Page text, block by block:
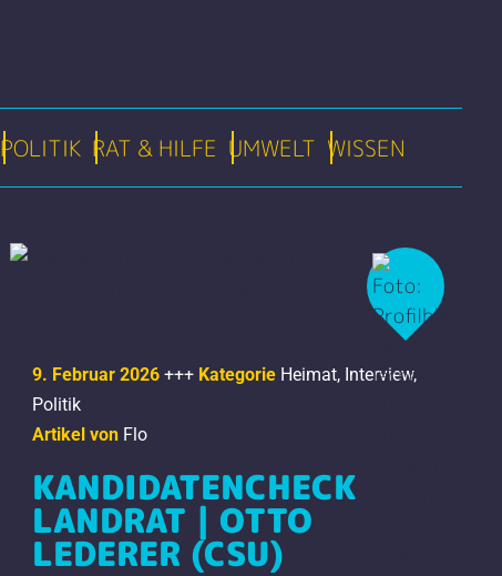
POLITIK RAT & HILFE UMWELT WISSEN
9. Februar 2026 +++ Kategorie Heimat, Interview,
Politik
Artikel von Flo
KANDIDATENCHECK
LANDRAT | OTTO
LEDERER (CSU)